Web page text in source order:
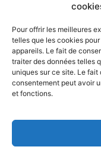
Pour offrir les meilleures
telles que les cookies
appareils. Le fait de
traiter des données telles
uniques sur ce site. Le
consentement peut avoir
et fonctions.
Accueil Economie
Maghreb
©